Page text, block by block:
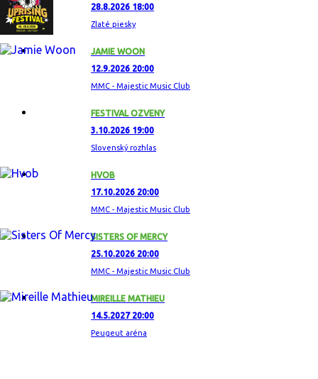
28.8.2026 18:00
Zlaté piesky
JAMIE WOON
12.9.2026 20:00
MMC - Majestic Music Club
FESTIVAL OZVENY
3.10.2026 19:00
Slovenský rozhlas
HVOB
17.10.2026 20:00
MMC - Majestic Music Club
SISTERS OF MERCY
25.10.2026 20:00
MMC - Majestic Music Club
MIREILLE MATHIEU
14.5.2027 20:00
Peugeut aréna